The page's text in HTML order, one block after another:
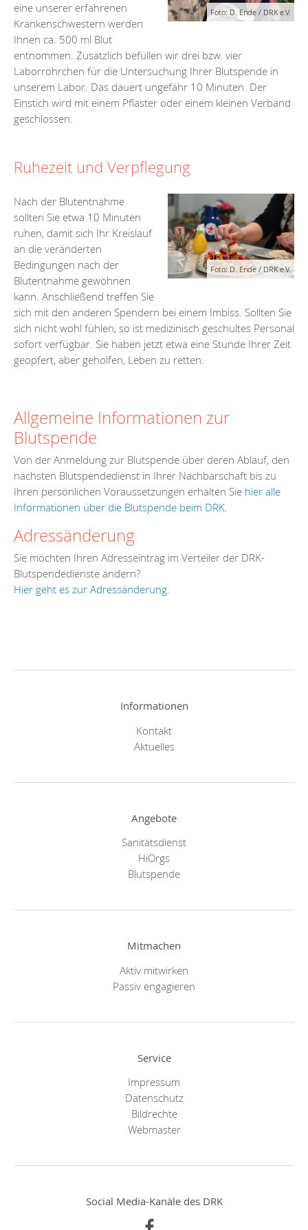
Foto: D. Ende / DRK e.V.
eine unserer erfahrenen
Krankenschwestern werden
Ihnen ca. 500 ml Blut
entnommen. Zusätzlich befüllen wir drei bzw. vier
Laborröhrchen für die Untersuchung Ihrer Blutspende in
unserem Labor. Das dauert ungefähr 10 Minuten. Der
Einstich wird mit einem Pflaster oder einem kleinen Verband
geschlossen.
Ruhezeit und Verpflegung
Foto: D. Ende / DRK e.V.
Nach der Blutentnahme
sollten Sie etwa 10 Minuten
ruhen, damit sich Ihr Kreislauf
an die veränderten
Bedingungen nach der
Blutentnahme gewöhnen
kann. Anschließend treffen Sie
sich mit den anderen Spendern bei einem Imbiss. Sollten Sie
sich nicht wohl fühlen, so ist medizinisch geschultes Personal
sofort verfügbar. Sie haben jetzt etwa eine Stunde Ihrer Zeit
geopfert, aber geholfen, Leben zu retten.
Allgemeine Informationen zur
Blutspende
Von der Anmeldung zur Blutspende über deren Ablauf, den
nächsten Blutspendedienst in Ihrer Nachbarschaft bis zu
Ihren persönlichen Voraussetzungen erhalten Sie hier alle
Informationen über die Blutspende beim DRK.
Adressänderung
Sie möchten Ihren Adresseintrag im Verteiler der DRK-
Blutspendedienste ändern?
Hier geht es zur Adressänderung.
Informationen
Kontakt
Aktuelles
Angebote
Sanitätsdienst
HiOrgs
Blutspende
Mitmachen
Aktiv mitwirken
Passiv engagieren
Service
Impressum
Datenschutz
Bildrechte
Webmaster
Social Media-Kanäle des DRK